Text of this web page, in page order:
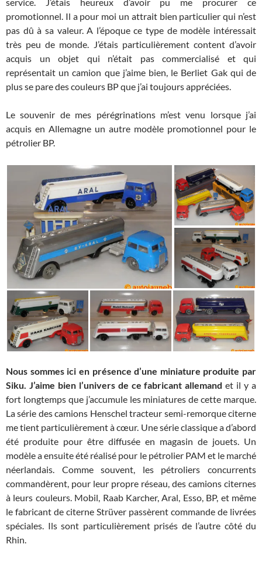
promotionnel. Il a pour moi un attrait bien particulier qui n’est
pas dû à sa valeur. A l’époque ce type de modèle intéressait
très peu de monde. J’étais particulièrement content d’avoir
acquis un objet qui n’était pas commercialisé et qui
représentait un camion que j’aime bien, le Berliet Gak qui de
plus se pare des couleurs BP que j’ai toujours appréciées.
Le souvenir de mes pérégrinations m’est venu lorsque j’ai
acquis en Allemagne un autre modèle promotionnel pour le
pétrolier BP.
Nous sommes ici en présence d’une miniature produite par
Siku. J’aime bien l’univers de ce fabricant allemand et il y a
fort longtemps que j’accumule les miniatures de cette marque.
La série des camions Henschel tracteur semi-remorque citerne
me tient particulièrement à cœur. Une série classique a d’abord
été produite pour être diffusée en magasin de jouets. Un
modèle a ensuite été réalisé pour le pétrolier PAM et le marché
néerlandais. Comme souvent, les pétroliers concurrents
commandèrent, pour leur propre réseau, des camions citernes
à leurs couleurs. Mobil, Raab Karcher, Aral, Esso, BP, et même
le fabricant de citerne Strüver passèrent commande de livrées
spéciales. Ils sont particulièrement prisés de l’autre côté du
Rhin.